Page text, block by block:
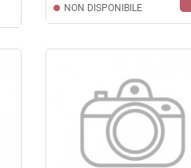
NON DISPONIBILE